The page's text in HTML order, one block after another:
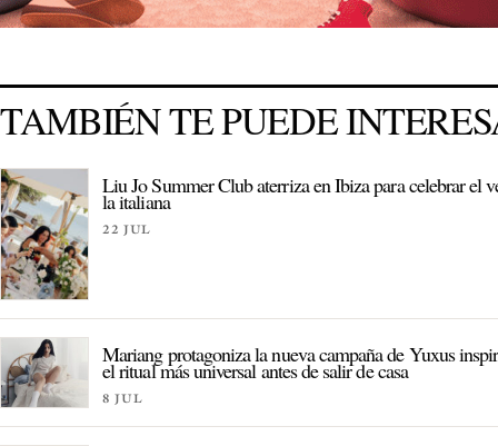
TAMBIÉN TE PUEDE
Liu Jo Summer Club aterriza en Ibiza para celebrar el
la italiana
22 JUL
Mariang protagoniza la nueva campaña de Yuxus
el ritual más universal antes de salir de casa
8 JUL